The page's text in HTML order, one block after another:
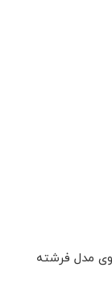
مدل فرشته